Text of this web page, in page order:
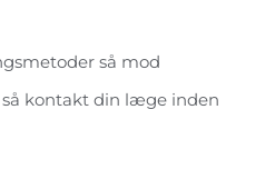
så mod
kontakt din læge inden